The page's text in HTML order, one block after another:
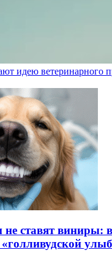
идею ветеринарного
не ставят виниры: